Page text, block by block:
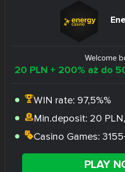
Welcome
20 PLN + 200% aż do
WIN rate: 97,5%%
Min.deposit: 20
Casino Games:
PLAY